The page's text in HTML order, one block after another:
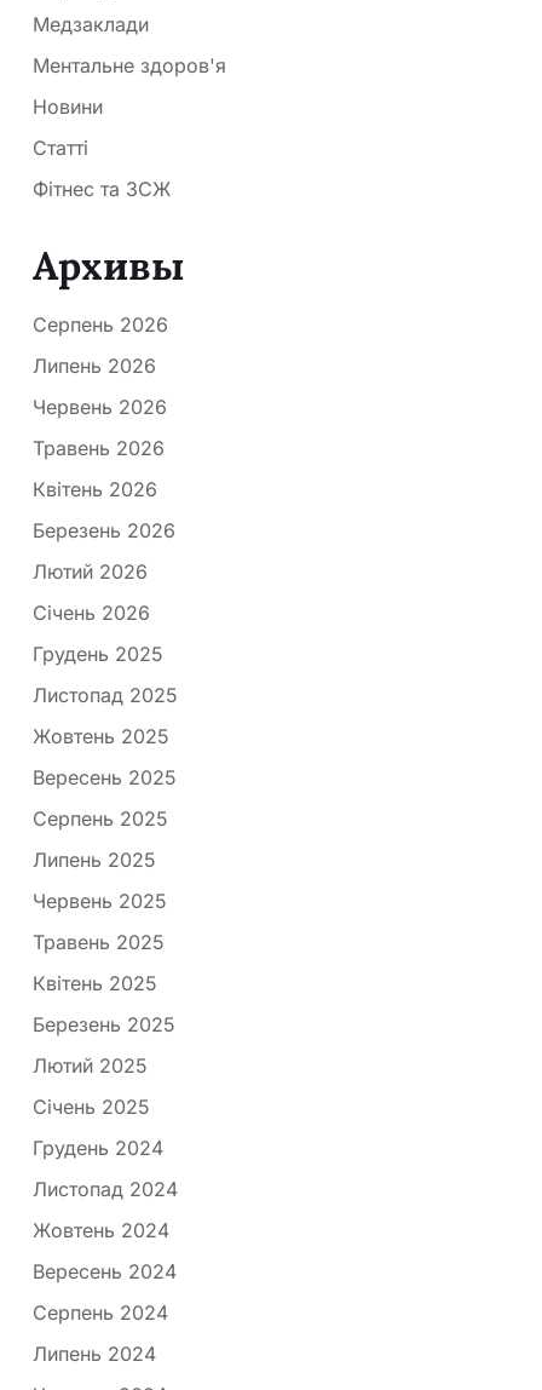
Медзаклади
Ментальне здоров'я
Новини
Статті
Фітнес та ЗСЖ
Архивы
Серпень 2026
Липень 2026
Червень 2026
Травень 2026
Квітень 2026
Березень 2026
Лютий 2026
Січень 2026
Грудень 2025
Листопад 2025
Жовтень 2025
Вересень 2025
Серпень 2025
Липень 2025
Червень 2025
Травень 2025
Квітень 2025
Березень 2025
Лютий 2025
Січень 2025
Грудень 2024
Листопад 2024
Жовтень 2024
Вересень 2024
Серпень 2024
Липень 2024